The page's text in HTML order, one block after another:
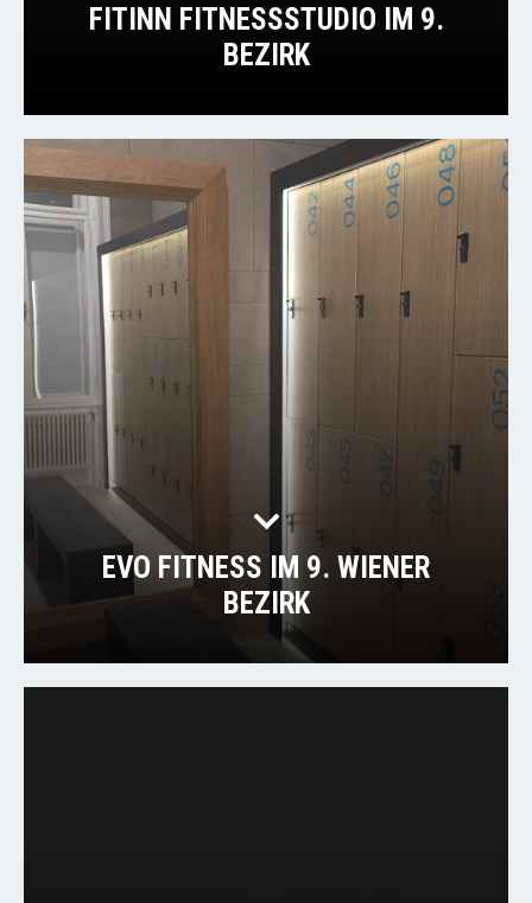
FITINN FITNESSSTUDIO IM 9.
BEZIRK
EVO FITNESS IM 9. WIENER
BEZIRK